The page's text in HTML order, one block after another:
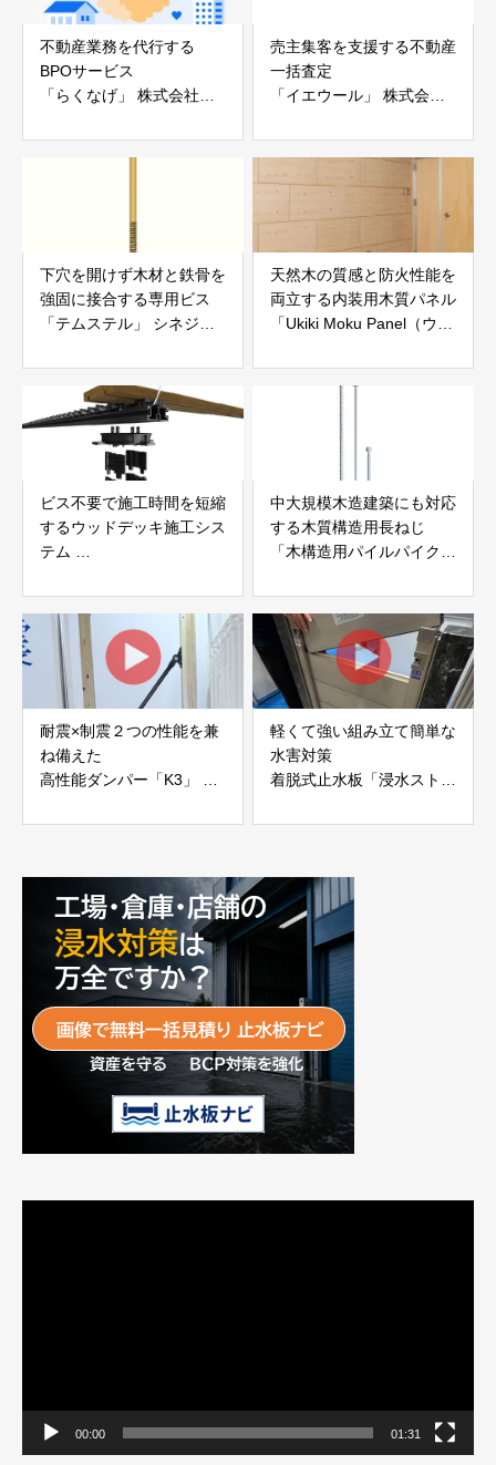
不動産業務を代行する
BPOサービス
「らくなげ」 株式会社い
売主集客を支援する不動産
一括査定
「イエウール」 株式会社
下穴を開けず木材と鉄骨を
強固に接合する専用ビス
「テムステル」 シネジッ
天然木の質感と防火性能を
両立する内装用木質パネル
「Ukiki Moku Panel（ウキ
社サンパテック
ビス不要で施工時間を短縮
するウッドデッキ施工シス
テム
JAPAN
中大規模木造建築にも対応
する木質構造用長ねじ
「木構造用パイルパイクビ
耐震×制震２つの性能を兼
ね備えた
高性能ダンパー「K3」 富
軽くて強い組み立て簡単な
水害対策
着脱式止水板「浸水ストッ
富士工業株式会社
00:00 01:31